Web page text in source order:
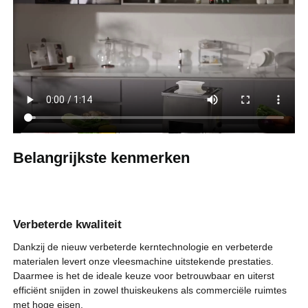
thuiskeukens en meer.
Tandwielmateriaal
metalen tandwielen
Bladmateriaal 3Cr13
Bladgrootte 3,15 inch / 80 mm
Snijsnelheid 350 lbs / 159 kg per uur
Nettogewicht van
Afmetingen artikel
360 x 345 x 418 mm / 14,17
x 13,58 x 16,46 inch
Belangrijkste kenmerken
Verbeterde kwaliteit
Dankzij de nieuw verbeterde kerntechnologie en verbeterde
materialen levert onze vleesmachine uitstekende prestaties.
Daarmee is het de ideale keuze voor betrouwbaar en uiterst
efficiënt snijden in zowel thuiskeukens als commerciële ruimtes
met hoge eisen.